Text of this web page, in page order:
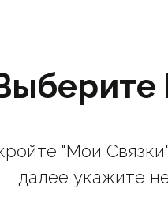
"Мои
далее укажите